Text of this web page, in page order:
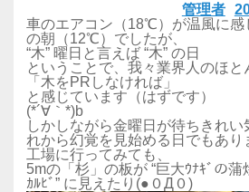
管理者
車のエアコン（18℃）が温風に感
の朝
（12℃） でしたが、
“木” 曜日と言えば “木” の日
ということで、我々業界人のほと
「木をPRしなければ」
と感じています（はずです）
(*´∀｀*)b
しかしながら金曜日が待ちきれ
れから幻覚を見始める日でもあり
工場に行ってみても、
5mの「杉」の板が “巨大ｳﾅｷﾞの蒲
ｶﾙﾋﾞ” に見えたり(●０Д０)